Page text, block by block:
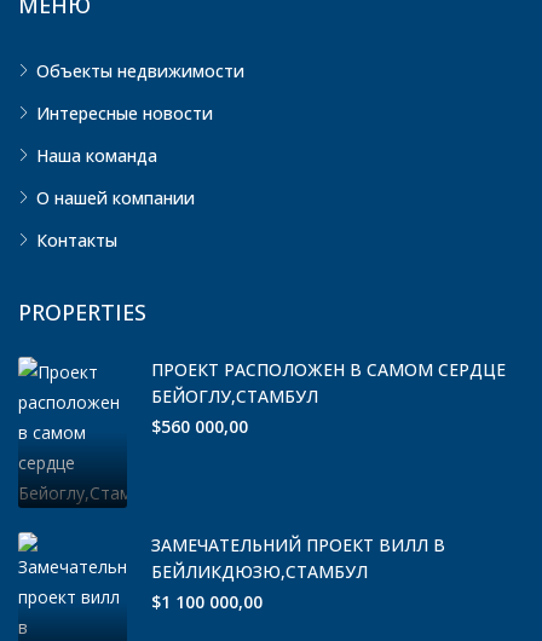
Объекты недвижимости
Интересные новости
Наша команда
О нашей компании
Контакты
PROPERTIES
ПРОЕКТ РАСПОЛОЖЕН В САМОМ СЕРДЦЕ
БЕЙОГЛУ,СТАМБУЛ
$560 000,00
ЗАМЕЧАТЕЛЬНИЙ ПРОЕКТ ВИЛЛ В
БЕЙЛИКДЮЗЮ,СТАМБУЛ
$1 100 000,00